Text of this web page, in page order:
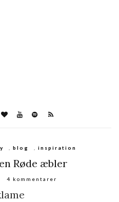
, blog , inspiration
Røde æbler
4 kommentarer